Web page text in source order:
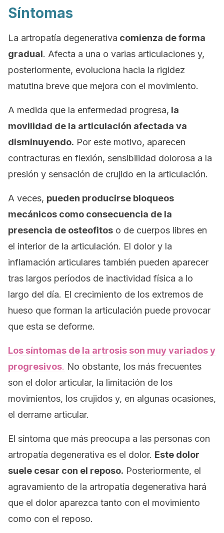
Síntomas
La artropatía degenerativa comienza de forma
gradual. Afecta a una o varias articulaciones y,
posteriormente, evoluciona hacia la rigidez
matutina breve que mejora con el movimiento.
A medida que la enfermedad progresa, la
movilidad de la articulación afectada va
disminuyendo. Por este motivo, aparecen
contracturas en flexión, sensibilidad dolorosa a la
presión y sensación de crujido en la articulación.
A veces, pueden producirse bloqueos
mecánicos como consecuencia de la
presencia de osteofitos o de cuerpos libres en
el interior de la articulación. El dolor y la
inflamación articulares también pueden aparecer
tras largos períodos de inactividad física a lo
largo del día. El crecimiento de los extremos de
hueso que forman la articulación puede provocar
que esta se deforme.
Los síntomas de la artrosis son muy variados y
progresivos. No obstante, los más frecuentes
son el dolor articular, la limitación de los
movimientos, los crujidos y, en algunas ocasiones,
el derrame articular.
El síntoma que más preocupa a las personas con
artropatía degenerativa es el dolor. Este dolor
suele cesar con el reposo. Posteriormente, el
agravamiento de la artropatía degenerativa hará
que el dolor aparezca tanto con el movimiento
como con el reposo.